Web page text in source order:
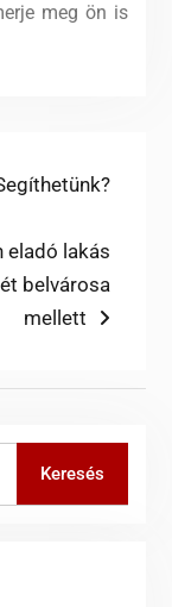
meg ön is
eladó lakás
belvárosa
mellett
Keresés